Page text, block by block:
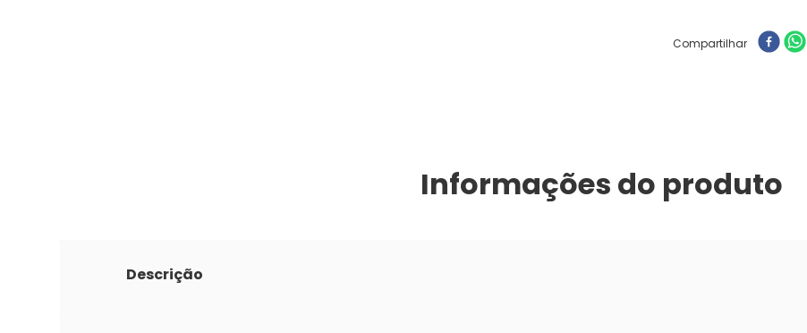
Compartilhar
Informações do produto
Descrição